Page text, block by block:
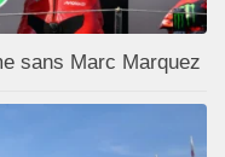
sans Marc Marquez